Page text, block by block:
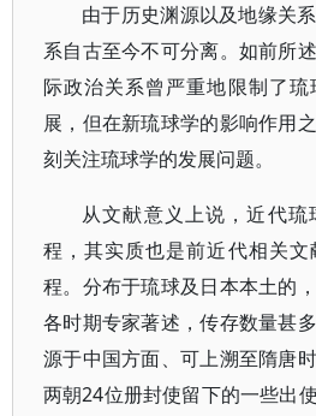
由于历史渊源以及地缘关
系自古至今不可分离。如前所
际政治关系曾严重地限制了
展，但在新琉球学的影响作用
刻关注琉球学的发展问题。
从文献意义上说，近代
程，其实质也是前近代相关
程。分布于琉球及日本本土的
各时期专家著述，传存数量甚
源于中国方面、可上溯至隋唐
两朝24位册封使留下的一些出